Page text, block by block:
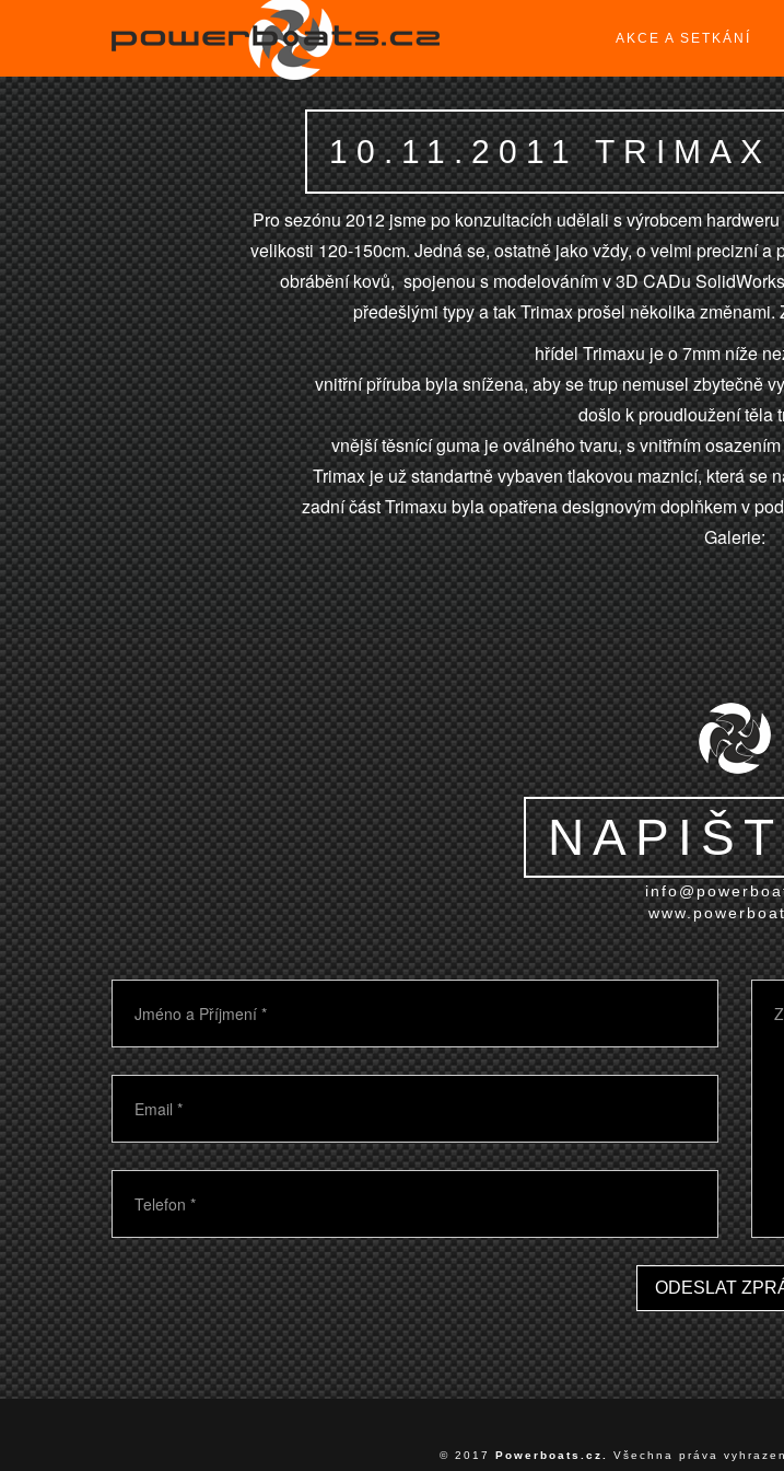
AKCE A SETKÁNÍ
10.11.2011 TRIMAX
Pro sezónu 2012 jsme po konzultacích udělali s výrobcem
velikosti 120-150cm. Jedná se, ostatně jako vždy, o velmi precizní
obrábění kovů, spojenou s modelováním v 3D CADu
předešlými typy a tak Trimax prošel několika
hřídel Trimaxu je o 7mm níže
vnitřní příruba byla snížena, aby se trup nemusel zbytečně
došlo k proudloužení těla
vnější těsnící guma je oválného tvaru, s vnitřním
Trimax je už standartně vybaven tlakovou maznicí, která se
zadní část Trimaxu byla opatřena designovým doplňkem v
Galerie:
ODESLAT
© 2017 Powerboats.cz. Všechna práva